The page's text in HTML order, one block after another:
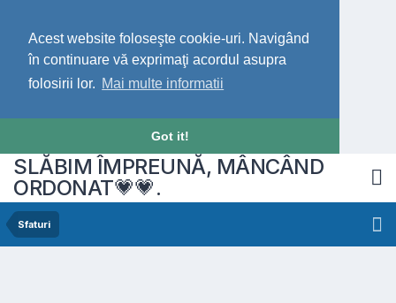
Acest website foloseşte cookie-uri. Navigând
în continuare vă exprimaţi acordul asupra
folosirii lor. Mai multe informatii
Got it!
SLĂBIM ÎMPREUNĂ, MÂNCÂND
ORDONAT💗💗.
Sfaturi